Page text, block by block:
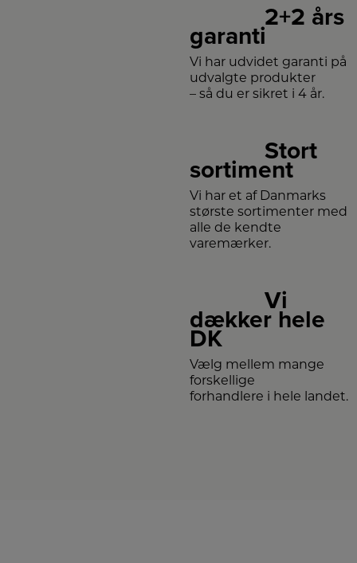
2+2 års
garanti
Vi har udvidet garanti på
udvalgte produkter
– så du er sikret i 4 år.
Stort
sortiment
Vi har et af Danmarks
største sortimenter med
alle de kendte
varemærker.
Vi
dækker hele
DK
Vælg mellem mange
forskellige
forhandlere i hele landet.